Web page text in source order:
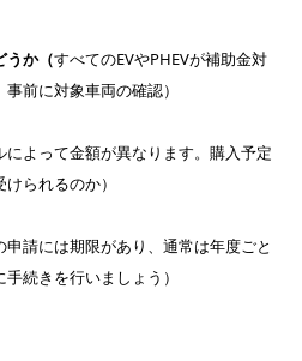
うか（すべてのEVやPHEVが補助金対
前に対象車両の確認）
によって金額が異なります。購入予定
られるのか）
申請には期限があり、通常は年度ごと
続きを行いましょう）